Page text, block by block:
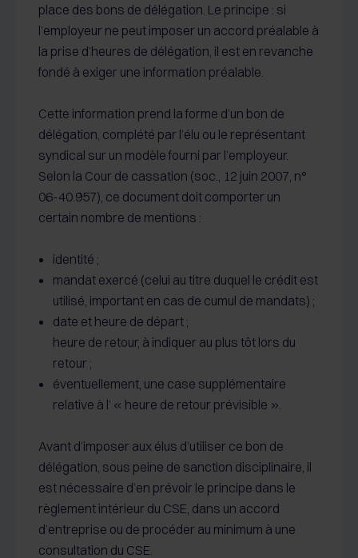
place des bons de délégation. Le principe : si
l’employeur ne peut imposer un accord préalable à
la prise d’heures de délégation, il est en revanche
fondé à exiger une information préalable.
Cette information prend la forme d’un bon de
délégation, complété par l’élu ou le représentant
syndical sur un modèle fourni par l’employeur.
Selon la Cour de cassation (soc., 12 juin 2007, n°
06-40.957), ce document doit comporter un
certain nombre de mentions :
identité ;
mandat exercé (celui au titre duquel le crédit est
utilisé, important en cas de cumul de mandats) ;
date et heure de départ ;
heure de retour, à indiquer au plus tôt lors du
retour ;
éventuellement, une case supplémentaire
relative à l’ « heure de retour prévisible ».
Avant d’imposer aux élus d’utiliser ce bon de
délégation, sous peine de sanction disciplinaire, il
est nécessaire d’en prévoir le principe dans le
règlement intérieur du CSE, dans un accord
d’entreprise ou de procéder au minimum à une
consultation du CSE.